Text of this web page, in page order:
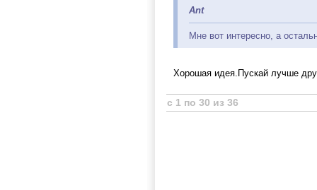
Ant
Мне вот интересно, а
Хорошая идея.Пускай лучше
с 1 по 30 из 36